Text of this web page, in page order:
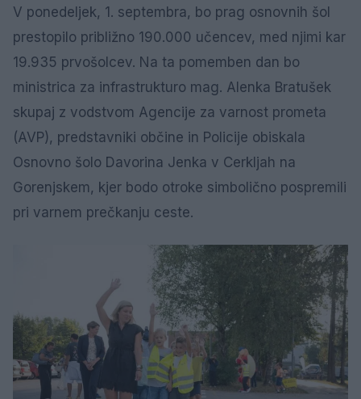
V ponedeljek, 1. septembra, bo prag osnovnih šol
prestopilo približno 190.000 učencev, med njimi kar
19.935 prvošolcev. Na ta pomemben dan bo
ministrica za infrastrukturo mag. Alenka Bratušek
skupaj z vodstvom Agencije za varnost prometa
(AVP), predstavniki občine in Policije obiskala
Osnovno šolo Davorina Jenka v Cerkljah na
Gorenjskem, kjer bodo otroke simbolično pospremili
pri varnem prečkanju ceste.